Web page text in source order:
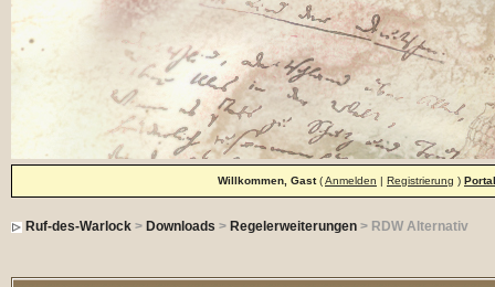
Willkommen, Gast(Anmelden | Registrierung ) Portal
Ruf-des-Warlock> Downloads > Regelerweiterungen> RDW Alternativ